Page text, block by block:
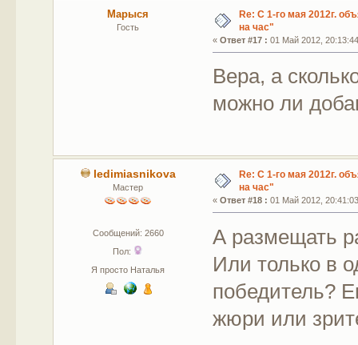
Марыся
Гость
Re: С 1-го мая 2012г.
на час"
«Ответ #17 : 01 Май 2012,
Вера, а
можно ли
ledimiasnikova
Мастер
Сообщений: 2660
Пол:
Я просто Наталья
Re: С 1-го мая 2012г.
на час"
«Ответ #18 : 01 Май 2012,
А размещать
Или только в
победитель?
жюри или